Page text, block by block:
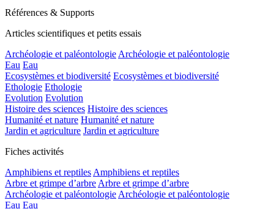
Références & Supports
Articles scientifiques et petits essais
Archéologie et paléontologie Archéologie et paléontologie
Eau Eau
Ecosystèmes et biodiversité Ecosystèmes et biodiversité
Ethologie Ethologie
Evolution Evolution
Histoire des sciences Histoire des sciences
Humanité et nature Humanité et nature
Jardin et agriculture Jardin et agriculture
Fiches activités
Amphibiens et reptiles Amphibiens et reptiles
Arbre et grimpe d’arbre Arbre et grimpe d’arbre
Archéologie et paléontologie Archéologie et paléontologie
Eau Eau